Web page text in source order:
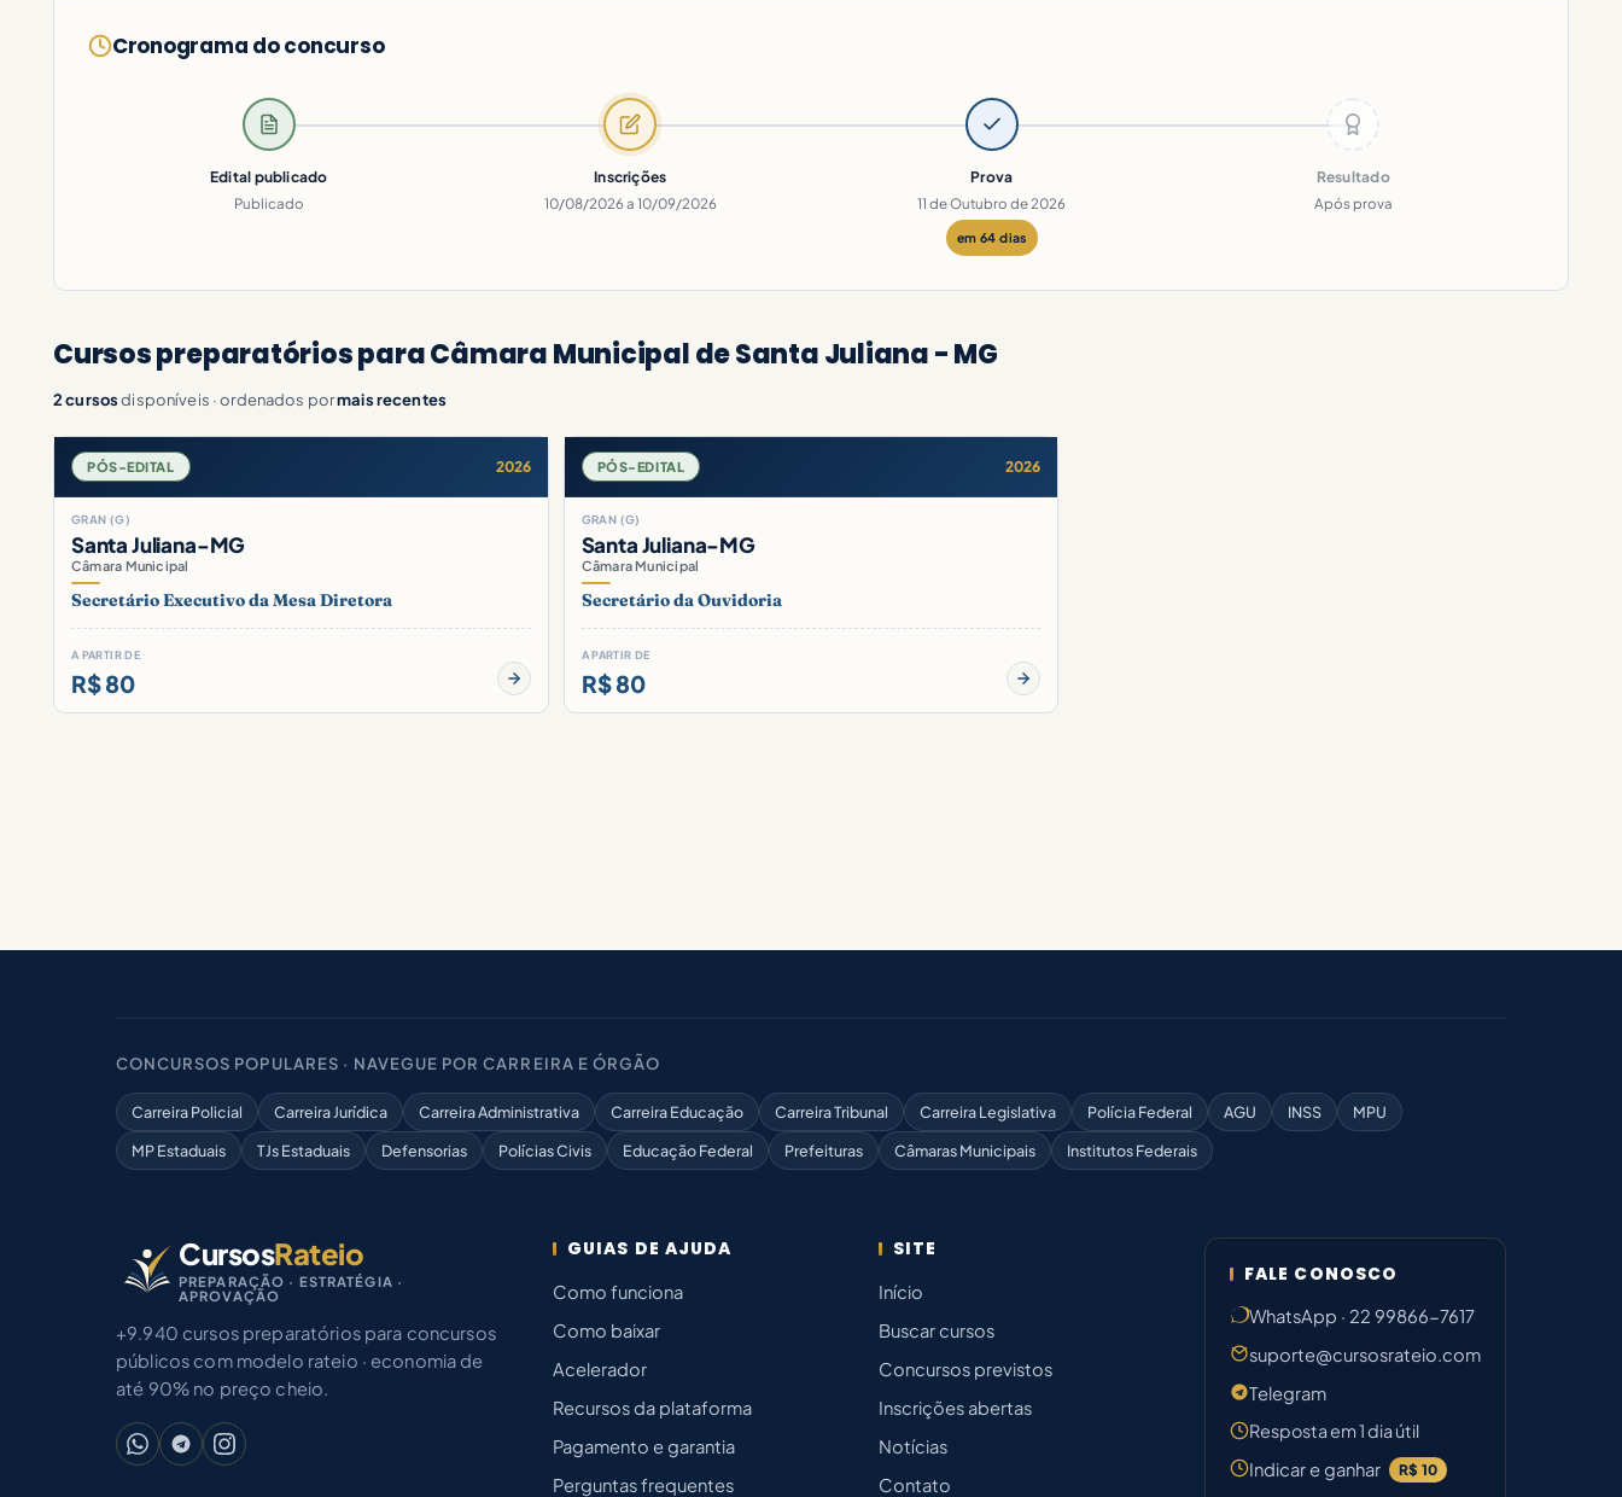
Cronograma do concurso
Edital publicado
Publicado
Inscrições
10/08/2026 a 10/09/2026
Prova
11 de Outubro de 2026
em 64 dias
Resultado
Após prova
Cursos preparatórios para Câmara Municipal de Santa Juliana - MG
2 cursosdisponíveis · ordenados pormais recentes
PÓS-EDITAL 2026
GRAN (G)
Santa Juliana-MG
Câmara Municipal
Secretário Executivo da Mesa Diretora
A PARTIR DE
R$ 80
PÓS-EDITAL 2026
GRAN (G)
Santa Juliana-MG
Câmara Municipal
Secretário da Ouvidoria
A PARTIR DE
R$ 80
CONCURSOS POPULARES · NAVEGUE POR CARREIRA E ÓRGÃO
Carreira Policial Carreira Jurídica Carreira Administrativa Carreira Educação Carreira Tribunal Carreira Legislativa Polícia Federal AGU INSS
MPU
MP Estaduais
TJs Estaduais Defensorias Polícias Civis Educação Federal Prefeituras Câmaras Municipais Institutos Federais
CursosRateio
PREPARAÇÃO · ESTRATÉGIA ·
APROVAÇÃO
+9.940 cursos preparatórios para concursos
públicos com modelo rateio · economia de
até 90% no preço cheio.
GUIAS DE AJUDA
Como funciona
Como baixar
Acelerador
Recursos da plataforma
Pagamento e garantia
Perguntas frequentes
SITE
Início
Buscar cursos
Concursos previstos
Inscrições abertas
Notícias
Contato
FALE CONOSCO
WhatsApp · 22 99866-7617
suporte@cursosrateio.com
Telegram
Resposta em 1 dia útil
Indicar e ganhar
R$ 10